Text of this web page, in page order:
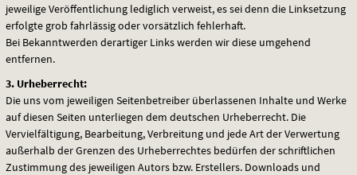
jeweilige Veröffentlichung lediglich verweist, es sei denn die Linksetzung
erfolgte grob fahrlässig oder vorsätzlich fehlerhaft.
Bei Bekanntwerden derartiger Links werden wir diese umgehend
entfernen.
3. Urheberrecht:
Die uns vom jeweiligen Seitenbetreiber überlassenen Inhalte und Werke
auf diesen Seiten unterliegen dem deutschen Urheberrecht. Die
Vervielfältigung, Bearbeitung, Verbreitung und jede Art der Verwertung
außerhalb der Grenzen des Urheberrechtes bedürfen der schriftlichen
Zustimmung des jeweiligen Autors bzw. Erstellers. Downloads und